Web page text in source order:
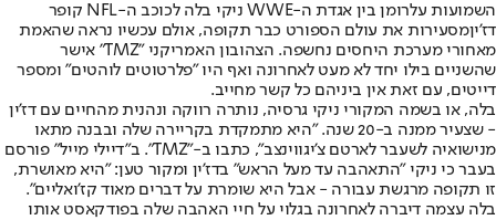
השמועות על
רומן בין אגדת ה-WWE ניקי בלה לכוכב ה-NFL קופר
דז'יןמסעירות את עולם הספורט כבר תקופה, אולם עכשיו נראה שהאמת
מאחורי מערכת היחסים נחשפה. הצהובון האמריקני "TMZ" אישר
שהשניים בילו יחד לא מעט לאחרונה ואף היו "פלרטוטים לוהטים" ומספר
דייטים, עם זאת אין ביניהם כל קשר מחייב.
בלה, או בשמה המקורי ניקי גרסיה, נותרה רווקה ונהנית מהחיים עם דז'ין
- שצעיר ממנה ב-20 שנה. "היא מתמקדת בקריירה שלה ובבנה מתאו
מנישואיה לשעבר לארטם צ'יגווינצב", כתבו ב-"TMZ". ב"דיילי מייל" פורסם
בעבר כי ניקי "התאהבה עד מעל הראש" בדז'ין ומקור טען: "היא מאושרת,
זו תקופה מרגשת עבורה - אבל היא שומרת על דברים מאוד קז'ואליים".
בלה עצמה דיברה לאחרונה בגלוי על חיי האהבה שלה בפודקאסט אותו